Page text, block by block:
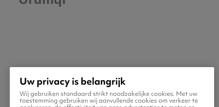
Uw privacy is belangrijk
Wij gebruiken standaard strikt noodzakelijke cookies. Met uw
toestemming gebruiken wij aanvullende cookies om verkeer te